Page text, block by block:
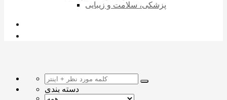
پزشکی، سلامت و زیبایی
دسته بندی